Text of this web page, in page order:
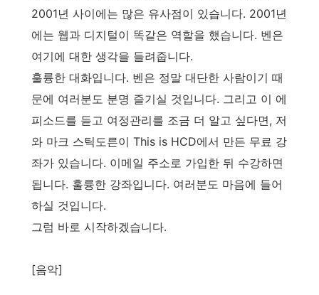
2001년 사이에는 많은 유사점이 있습니다. 2001년
에는 웹과 디지털이 똑같은 역할을 했습니다. 벤은
여기에 대한 생각을 들려줍니다.
훌륭한 대화입니다. 벤은 정말 대단한 사람이기 때
문에 여러분도 분명 즐기실 것입니다. 그리고 이 에
피소드를 듣고 여정관리를 조금 더 알고 싶다면, 저
와 마크 스틱도른이 This is HCD에서 만든 무료 강
좌가 있습니다. 이메일 주소로 가입한 뒤 수강하면
됩니다. 훌륭한 강좌입니다. 여러분도 마음에 들어
하실 것입니다.
그럼 바로 시작하겠습니다.
[음악]